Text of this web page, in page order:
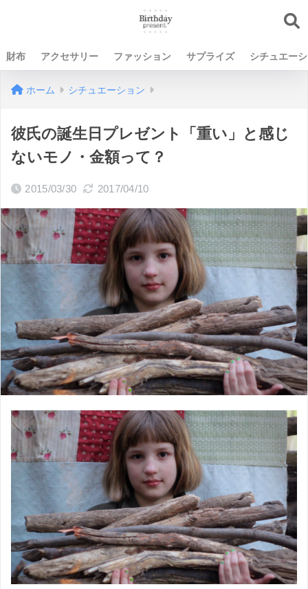
財布 アクセサリー ファッション サプライズ シチュエー
ホーム シチュエーション
彼氏の誕生日プレゼント「重い」と感じ
ないモノ・金額って？
2015/03/30 2017/04/10